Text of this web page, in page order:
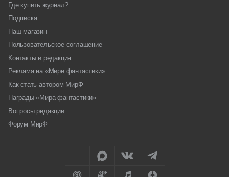
Где купить журнал?
Подписка
Наш магазин
Пользовательское соглашение
Контакты и редакция
Реклама на «Мире фантастики»
Как стать автором МирФ
Награды «Мира фантастики»
Вопросы редакции
Форум МирФ